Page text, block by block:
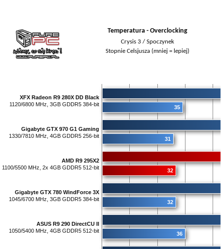
Temperatura - Overclocking
Crysis 3 / Spoczynek
Stopnie Celsjusza (mniej = lepiej)
XFX Radeon R9 280X DD Black
1120/6800 MHz, 3GB GDDR5 384-bit
35
Gigabyte GTX 970 G1 Gaming
1330/7810 MHz, 4GB GDDR5 256-bit
31
AMD R9 295X2
1100/5500 MHz, 2x 4GB GDDR5 512-bit
32
Gigabyte GTX 780 WindForce 3X
1045/6700 MHz, 3GB GDDR5 384-bit
32
ASUS R9 290 DirectCU II
1050/5400 MHz, 4GB GDDR5 512-bit
36